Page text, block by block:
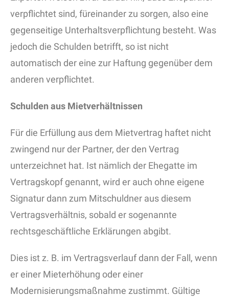
verpflichtet sind, füreinander zu sorgen, also eine
gegenseitige Unterhaltsverpflichtung besteht. Was
jedoch die Schulden betrifft, so ist nicht
automatisch der eine zur Haftung gegenüber dem
anderen verpflichtet.
Schulden aus Mietverhältnissen
Für die Erfüllung aus dem Mietvertrag haftet nicht
zwingend nur der Partner, der den Vertrag
unterzeichnet hat. Ist nämlich der Ehegatte im
Vertragskopf genannt, wird er auch ohne eigene
Signatur dann zum Mitschuldner aus diesem
Vertragsverhältnis, sobald er sogenannte
rechtsgeschäftliche Erklärungen abgibt.
Dies ist z. B. im Vertragsverlauf dann der Fall, wenn
er einer Mieterhöhung oder einer
Modernisierungsmaßnahme zustimmt. Gültige